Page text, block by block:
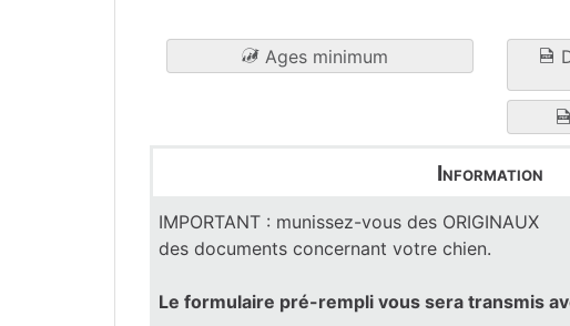
Ages minimum
Information
IMPORTANT : munissez-vous des ORIGINAUX
des documents concernant votre chien.
Le formulaire pré-rempli vous sera transmis